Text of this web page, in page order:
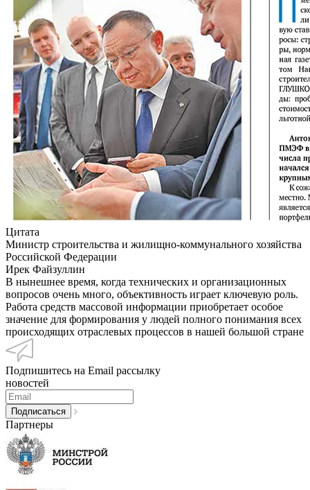
Цитата
Министр строительства и жилищно-коммунального хозяйства
Российской Федерации
Ирек Файзуллин
В нынешнее время, когда технических и организационных
вопросов очень много, объективность играет ключевую роль.
Работа средств массовой информации приобретает особое
значение для формирования у людей полного понимания всех
происходящих отраслевых процессов в нашей большой стране
Подпишитесь на Email рассылку
новостей
Партнеры